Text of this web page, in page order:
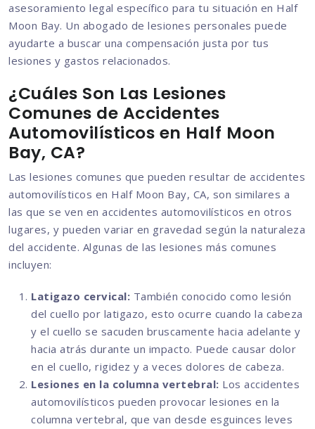
asesoramiento legal específico para tu situación en Half
Moon Bay. Un abogado de lesiones personales puede
ayudarte a buscar una compensación justa por tus
lesiones y gastos relacionados.
¿Cuáles Son Las Lesiones
Comunes de Accidentes
Automovilísticos en Half Moon
Bay, CA?
Las lesiones comunes que pueden resultar de accidentes
automovilísticos en Half Moon Bay, CA, son similares a
las que se ven en accidentes automovilísticos en otros
lugares, y pueden variar en gravedad según la naturaleza
del accidente. Algunas de las lesiones más comunes
incluyen:
Latigazo cervical: También conocido como lesión
del cuello por latigazo, esto ocurre cuando la cabeza
y el cuello se sacuden bruscamente hacia adelante y
hacia atrás durante un impacto. Puede causar dolor
en el cuello, rigidez y a veces dolores de cabeza.
Lesiones en la columna vertebral: Los accidentes
automovilísticos pueden provocar lesiones en la
columna vertebral, que van desde esguinces leves